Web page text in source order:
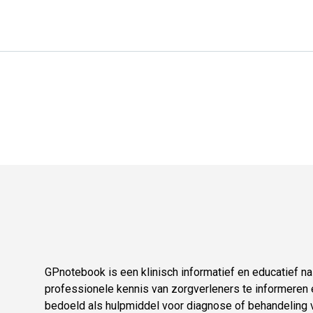
GPnotebook is een klinisch informatief en educatief
professionele kennis van zorgverleners te informeren
bedoeld als hulpmiddel voor diagnose of behandeling